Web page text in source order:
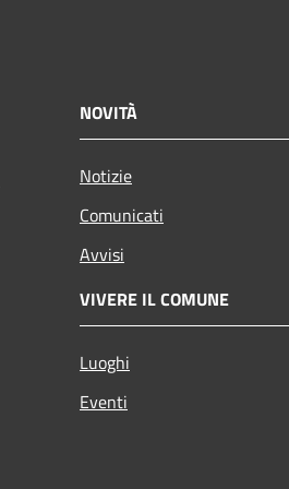
NOVITÀ
Notizie
Comunicati
Avvisi
VIVERE IL COMUNE
Luoghi
Eventi